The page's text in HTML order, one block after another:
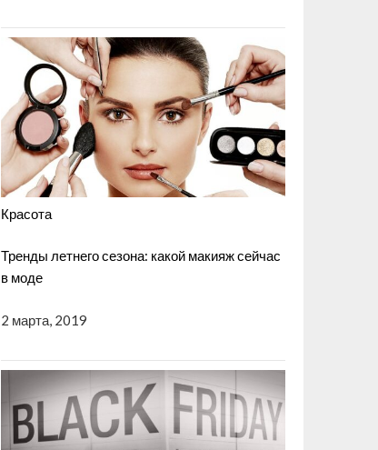
Красота
Тренды летнего сезона: какой макияж сейчас
в моде
2 марта, 2019